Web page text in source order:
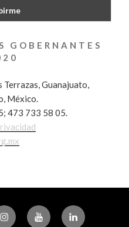
GOBERNANTES
Terrazas, Guanajuato,
México.
473 733 58 05.
InstagramYoutube Linkedin